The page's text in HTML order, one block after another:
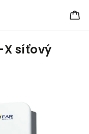
X síťový